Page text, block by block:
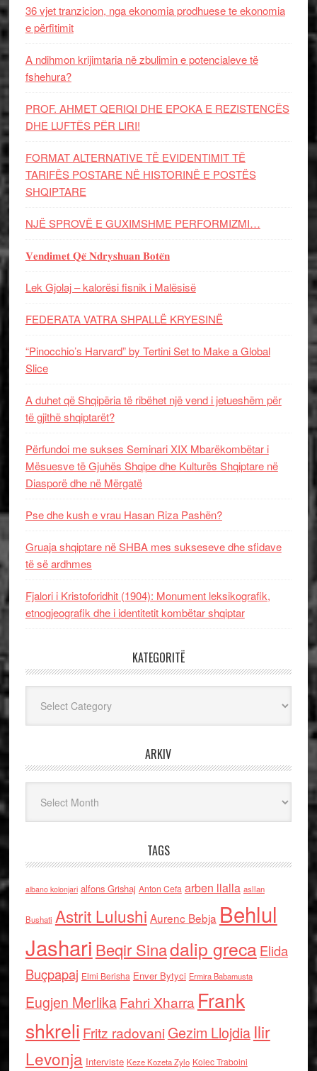
36 vjet tranzicion, nga ekonomia prodhuese te ekonomia
e përfitimit
A ndihmon krijimtaria në zbulimin e potencialeve të
fshehura?
PROF. AHMET QERIQI DHE EPOKA E REZISTENCЁS
DHE LUFTЁS PЁR LIRI!
FORMAT ALTERNATIVE TË EVIDENTIMIT TË
TARIFËS POSTARE NË HISTORINË E POSTËS
SHQIPTARE
NJË SPROVË E GUXIMSHME PERFORMIZMI…
𝐕𝐞𝐧𝐝𝐢𝐦𝐞𝐭 𝐐𝐞̈ 𝐍𝐝𝐫𝐲𝐬𝐡𝐮𝐚𝐧 𝐁𝐨𝐭𝐞̈𝐧
Lek Gjolaj – kalorësi fisnik i Malësisë
FEDERATA VATRA SHPALLË KRYESINË
“Pinocchio’s Harvard” by Tertini Set to Make a Global
Slice
A duhet që Shqipëria të ribëhet një vend i jetueshëm për
të gjithë shqiptarët?
Përfundoi me sukses Seminari XIX Mbarëkombëtar i
Mësuesve të Gjuhës Shqipe dhe Kulturës Shqiptare në
Diasporë dhe në Mërgatë
Pse dhe kush e vrau Hasan Riza Pashën?
Gruaja shqiptare në SHBA mes sukseseve dhe sfidave
të së ardhmes
Fjalori i Kristoforidhit (1904): Monument leksikografik,
etnogjeografik dhe i identitetit kombëtar shqiptar
KATEGORITË
ARKIV
TAGS
albano kolonjari alfons Grishaj Anton Cefa arben llalla asllan
Bushati Astrit Lulushi Aurenc Bebja Behlul
Jashari Beqir Sinadalip grecaElida
Buçpapaj Elmi Berisha Enver Bytyci Ermira Babamusta
Eugjen MerlikaFahri Xharra Frank
shkreli Fritz radovaniGezim Llojdia Ilir
Levonja Interviste Keze Kozeta Zylo Kolec Traboini